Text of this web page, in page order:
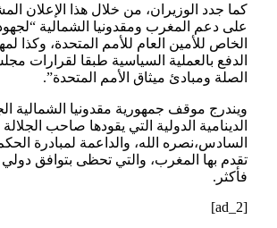
كما جدد الوزيران، من خلال هذا الإعلان
على دعم المغرب ومقدونيا الشمالية
الخاص للأمين العام للأمم المتحدة، وكذا
الدفع بالعملية السياسية طبقا لقرارات
الصلة ومبادئ ميثاق الأمم المتحدة”.
ويندرج موقف جمهورية مقدونيا الشمالية
الدينامية الدولية التي يقودها صاحب
السادس،نصره الله، والداعمة لمبادرة
تقدم بها المغرب، والتي تحظى بتوافق دولي
فأكثر.
[ad_2]